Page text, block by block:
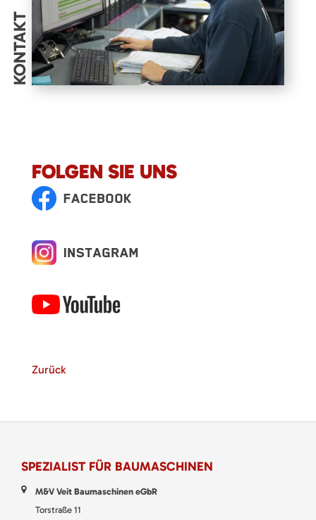
KONTAKT
FOLGEN SIE UNS
Zurück
SPEZIALIST FÜR BAUMASCHINEN
M&V Veit Baumaschinen eGbR
Torstraße 11